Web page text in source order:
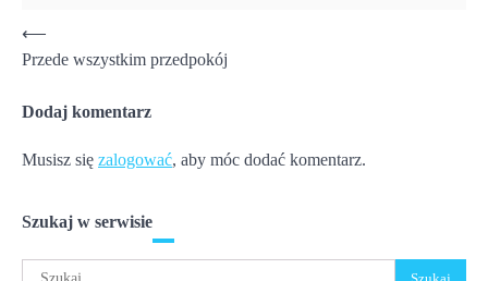
Nawigacja
wpisu
⟵
Przede wszystkim przedpokój
Dodaj komentarz
Musisz się zalogować, aby móc dodać komentarz.
Szukaj w serwisie
Szukaj: